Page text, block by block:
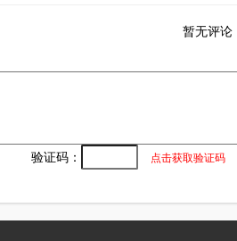
暂无评论
验证码： 点击获取验证码